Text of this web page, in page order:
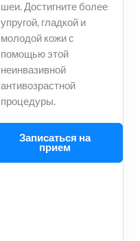
шеи. Достигните более
упругой, гладкой и
молодой кожи с
помощью этой
неинвазивной
антивозрастной
процедуры.
Записаться на
прием